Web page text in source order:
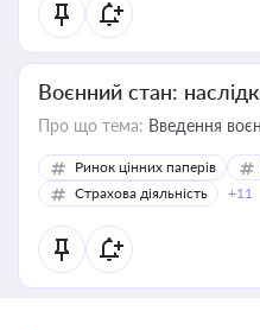
Воєнний стан:
Про що тема: Введення
Ринок цінних паперів
Страхова діяльність
+11